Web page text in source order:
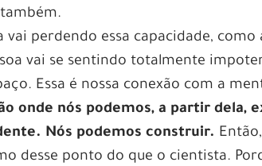
perdendo essa capacidade, como
vai se sentindo totalmente
Essa é nossa conexão com a
onde nós podemos, a partir dela,
Nós podemos construir.
desse ponto do que o cientista.